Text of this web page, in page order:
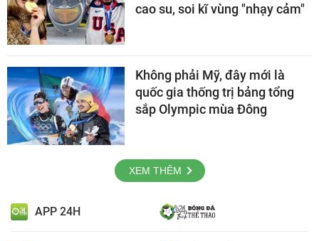
cao su, soi kĩ vùng "nhạy cảm"
Không phải Mỹ, đây mới là
quốc gia thống trị bảng tổng
sắp Olympic mùa Đông
XEM THÊM
APP 24H